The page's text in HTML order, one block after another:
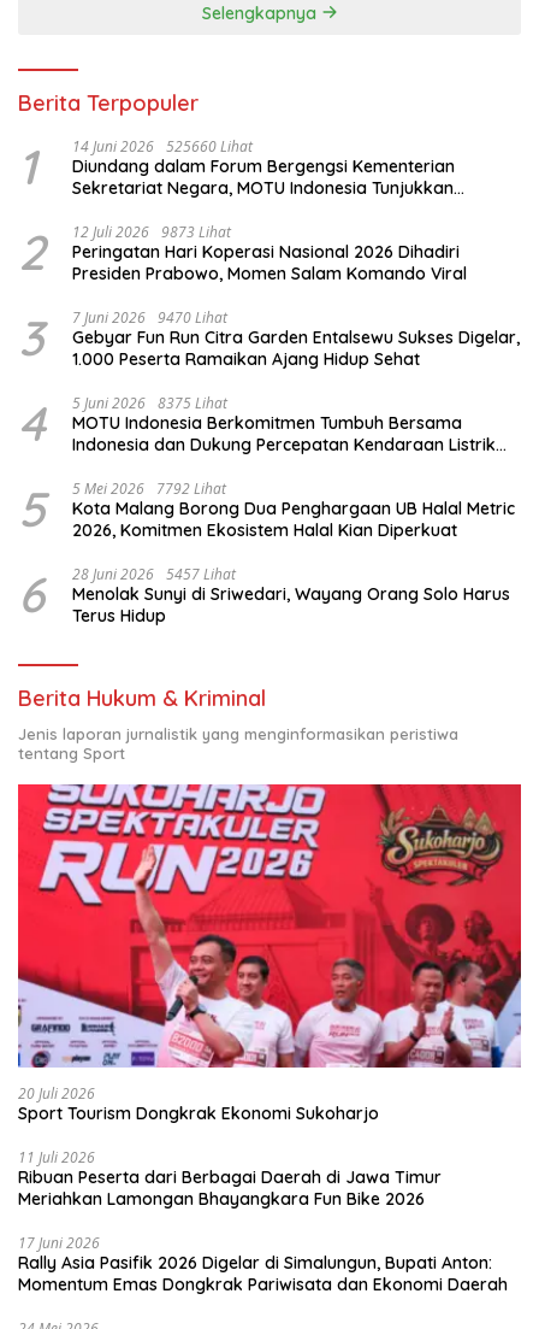
Selengkapnya
Berita Terpopuler
1 14 Juni 2026 525660 Lihat
Diundang dalam Forum Bergengsi Kementerian
Sekretariat Negara, MOTU Indonesia Tunjukkan
2 12 Juli 2026 9873 Lihat
Peringatan Hari Koperasi Nasional 2026 Dihadiri
Presiden Prabowo, Momen Salam Komando Viral
3 7 Juni 2026 9470 Lihat
Gebyar Fun Run Citra Garden Entalsewu Sukses Digelar,
1.000 Peserta Ramaikan Ajang Hidup Sehat
4 5 Juni 2026 8375 Lihat
MOTU Indonesia Berkomitmen Tumbuh Bersama
Indonesia dan Dukung Percepatan Kendaraan Listrik
5 5 Mei 2026 7792 Lihat
Kota Malang Borong Dua Penghargaan UB Halal Metric
2026, Komitmen Ekosistem Halal Kian Diperkuat
6 28 Juni 2026 5457 Lihat
Menolak Sunyi di Sriwedari, Wayang Orang Solo Harus
Terus Hidup
Berita Hukum & Kriminal
Jenis laporan jurnalistik yang menginformasikan peristiwa
tentang Sport
20 Juli 2026
Sport Tourism Dongkrak Ekonomi Sukoharjo
11 Juli 2026
Ribuan Peserta dari Berbagai Daerah di Jawa Timur
Meriahkan Lamongan Bhayangkara Fun Bike 2026
17 Juni 2026
Rally Asia Pasifik 2026 Digelar di Simalungun, Bupati Anton:
Momentum Emas Dongkrak Pariwisata dan Ekonomi Daerah